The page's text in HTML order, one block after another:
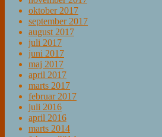
oktober 2017
september 2017
august 2017
juli 2017
juni 2017
maj 2017
april 2017
marts 2017
februar 2017
juli 2016
april 2016
marts 2014